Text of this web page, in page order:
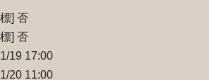
] 否
] 否
19 17:00
20 11:00